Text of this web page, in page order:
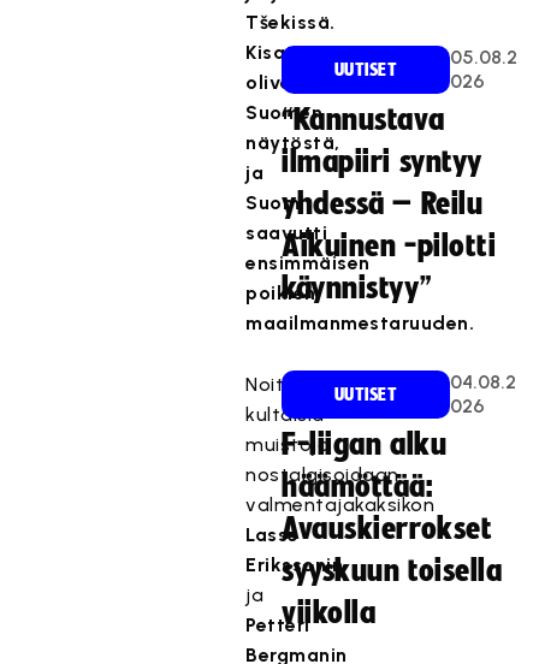
Tšekissä.
Kisat
olivatkin
Suomen
näytöstä,
ja
Suomi
saavutti
ensimmäisen
poikien
maailmanmestaruuden.
Noita
kultaisia
muistoja
nostalgisoidaan
valmentajakaksikon
Lasse
Erikssonin
ja
Petteri
Bergmanin
UUTISET
05.08.2
026
“Kannustava
ilmapiiri syntyy
yhdessä – Reilu
Aikuinen -pilotti
käynnistyy”
UUTISET
04.08.2
026
F-liigan alku
häämöttää:
Avauskierrokset
syyskuun toisella
viikolla